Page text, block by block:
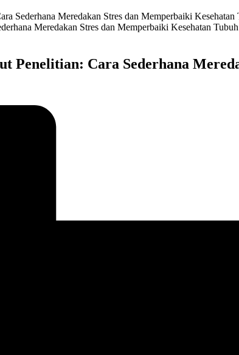
Sederhana Meredakan Stres dan Memperbaiki Kesehatan
Penelitian: Cara Sederhana